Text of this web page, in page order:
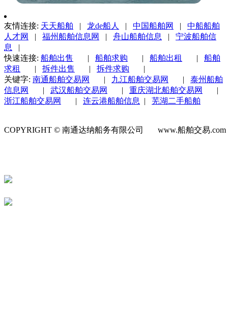
友情连接: 天天船舶 | 龙de船人 | 中国船舶网 | 中船船舶
人才网
| 福州船舶信息网 | 舟山船舶信息 | 宁波船舶信
息
|
快速连接: 船舶出售 | 船舶求购 | 船舶出租 | 船舶
求租
| 拆件出售 | 拆件求购 |
关键字: 南通船舶交易网 | 九江船舶交易网 | 泰州船舶
信息网
| 武汉船舶交易网 | 重庆湖北船舶交易网
|
浙江船舶交易网
| 连云港船舶信息 | 芜湖二手船舶
COPYRIGHT © 南通达纳船务有限公司 www.船舶交易